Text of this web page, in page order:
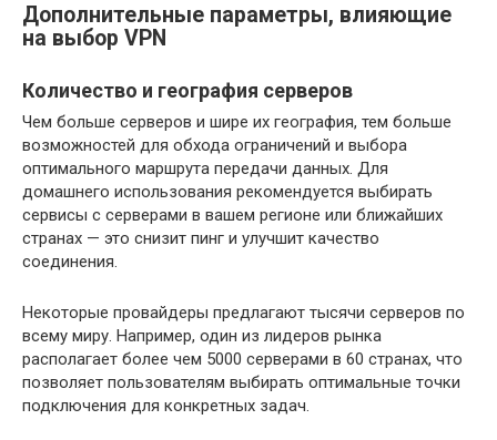
Дополнительные параметры, влияющие
на выбор VPN
Количество и география серверов
Чем больше серверов и шире их география, тем больше
возможностей для обхода ограничений и выбора
оптимального маршрута передачи данных. Для
домашнего использования рекомендуется выбирать
сервисы с серверами в вашем регионе или ближайших
странах — это снизит пинг и улучшит качество
соединения.
Некоторые провайдеры предлагают тысячи серверов по
всему миру. Например, один из лидеров рынка
располагает более чем 5000 серверами в 60 странах, что
позволяет пользователям выбирать оптимальные точки
подключения для конкретных задач.